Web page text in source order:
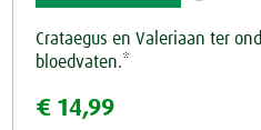
Crataegus en Valeriaan ter
bloedvaten.*
€ 14,99